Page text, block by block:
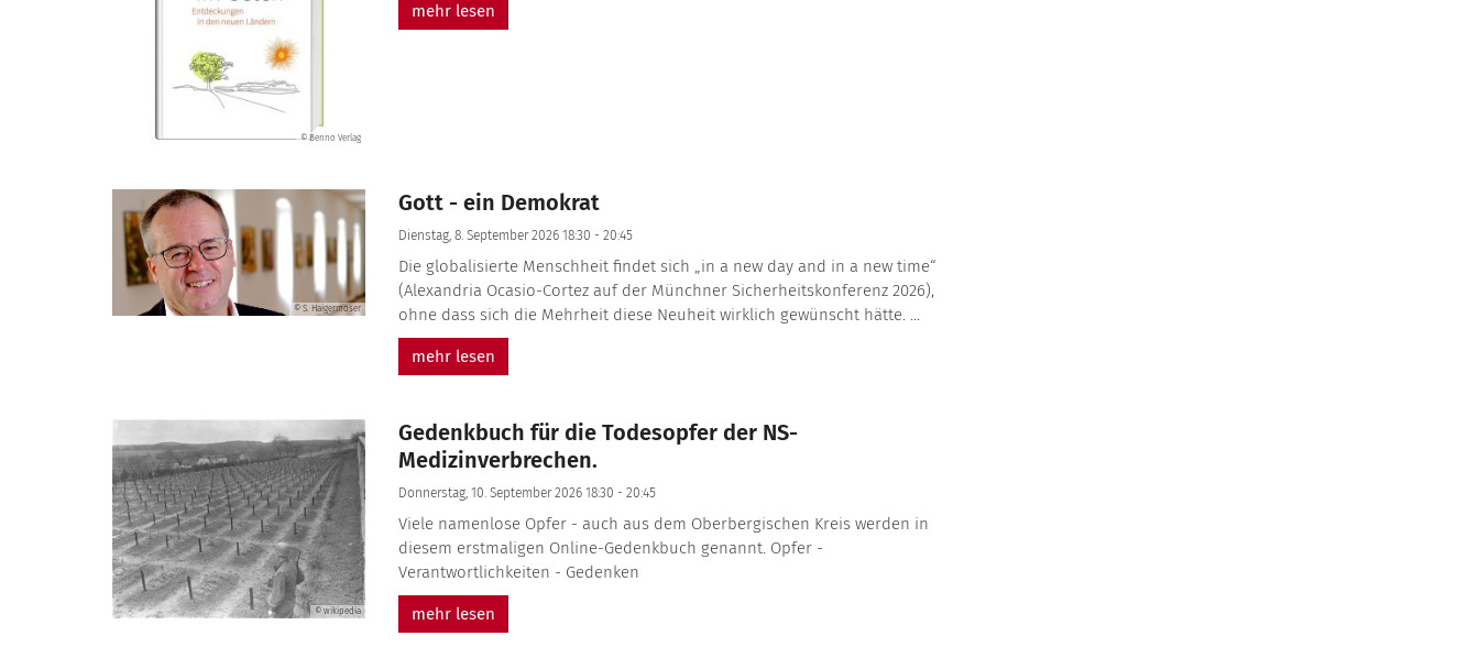
© Benno Verlag
mehr lesen
© S. Haigermoser
Gott - ein Demokrat
Dienstag, 8. September 2026 18:30 - 20:45
Die globalisierte Menschheit findet sich „in a new day and in a new time“
(Alexandria Ocasio-Cortez auf der Münchner Sicherheitskonferenz 2026),
ohne dass sich die Mehrheit diese Neuheit wirklich gewünscht hätte. ...
mehr lesen
© wikipedia
Gedenkbuch für die Todesopfer der NS-
Medizinverbrechen.
Donnerstag, 10. September 2026 18:30 - 20:45
Viele namenlose Opfer - auch aus dem Oberbergischen Kreis werden in
diesem erstmaligen Online-Gedenkbuch genannt. Opfer -
Verantwortlichkeiten - Gedenken
mehr lesen